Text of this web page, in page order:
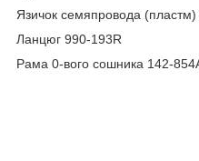
Язичок семяпровода
Ланцюг 990-193R
Рама 0-вого сошника 142-